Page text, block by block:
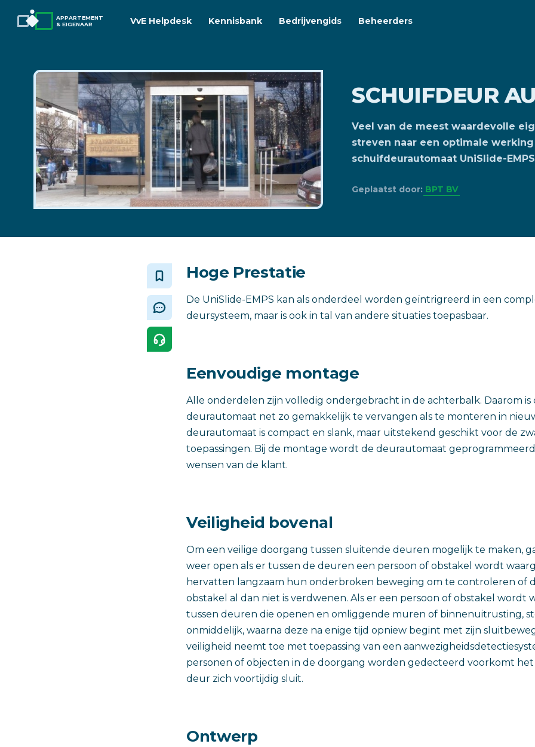
APPARTEMENT
& EIGENAAR
VvE Helpdesk Kennisbank Bedrijvengids Beheerders
SCHUIFDEUR
Veel van de meest waardevolle
streven naar een optimale
schuifdeurautomaat UniSlide-
Geplaatst door: BPT BV
Hoge Prestatie
De UniSlide-EMPS kan als onderdeel worden geïntrigreerd in een
deursysteem, maar is ook in tal van andere situaties toepasbaar.
Eenvoudige montage
Alle onderdelen zijn volledig ondergebracht in de achterbalk. Daarom is
deurautomaat net zo gemakkelijk te vervangen als te monteren in
deurautomaat is compact en slank, maar uitstekend geschikt voor de
toepassingen. Bij de montage wordt de deurautomaat
wensen van de klant.
Veiligheid bovenal
Om een veilige doorgang tussen sluitende deuren mogelijk te maken,
weer open als er tussen de deuren een persoon of obstakel wordt
hervatten langzaam hun onderbroken beweging om te controleren of
obstakel al dan niet is verdwenen. Als er een persoon of obstakel wordt
tussen deuren die openen en omliggende muren of binnenuitrusting,
onmiddelijk, waarna deze na enige tijd opniew begint met zijn
veiligheid neemt toe met toepassing van een
personen of objecten in de doorgang worden gedecteerd voorkomt het
deur zich voortijdig sluit.
Ontwerp